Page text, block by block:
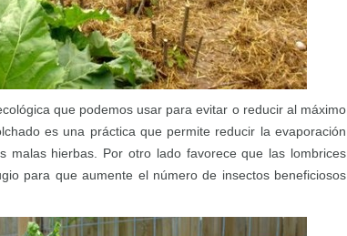
que podemos usar para evitar o reducir al máximo
es una práctica que permite reducir la evaporación
malas hierbas. Por otro lado favorece que las lombrices
para que aumente el número de insectos beneficiosos